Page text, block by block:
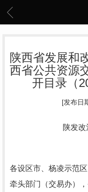
陕西省发展和
西省公共资源
开目录（
[发布日
陕发
各设区市、杨凌示范
牵头部门（交易办）